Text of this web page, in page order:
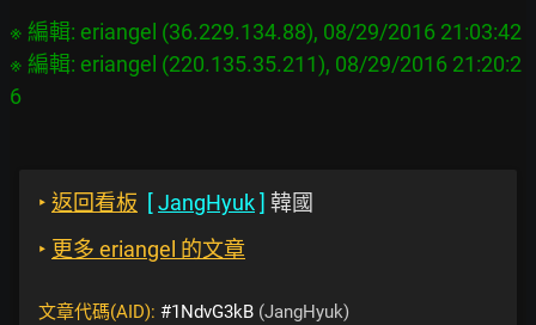
※ 編輯: eriangel (36.229.134.88), 08/29/2016 21:03:42
※ 編輯: eriangel (220.135.35.211), 08/29/2016 21:20:2
‣ 返回看板 [JangHyuk] 韓國
‣ 更多 eriangel 的文章
文章代碼(AID): #1NdvG3kB (JangHyuk)